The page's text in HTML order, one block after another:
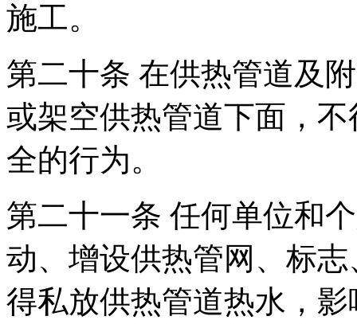
施工。
第二十条 在供热管道及
或架空供热管道下面，
全的行为。
第二十一条 任何单位和
动、增设供热管网、标
得私放供热管道热水，